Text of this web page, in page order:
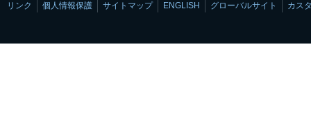
リンク 個人情報保護 サイトマップ ENGLISH グローバルサイト カス